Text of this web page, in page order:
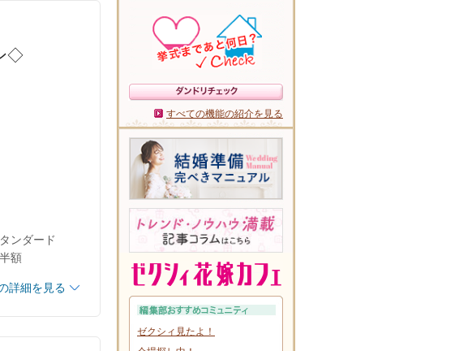
◇
ンダード
額
詳細を見る
すべての機能の紹介を見る
ゼクシィ見たよ！